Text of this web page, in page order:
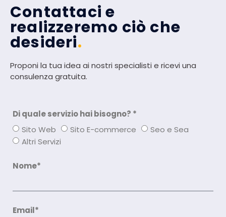
Contattaci e
realizzeremo ciò che
desideri.
Proponi la tua idea ai nostri specialisti e ricevi una
consulenza gratuita.
Di quale servizio hai bisogno? *
Sito Web
Sito E-commerce
Seo e Sea
Altri Servizi
Nome*
Email*